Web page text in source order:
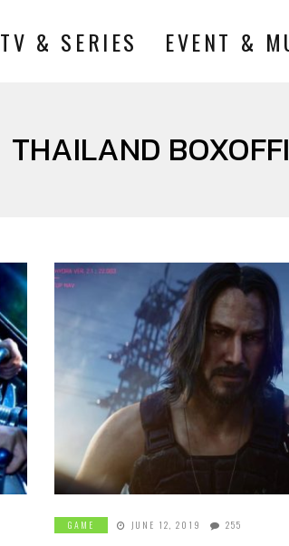
TV & SERIES EVENT &
THAILAND
GAME JUNE 12, 2019 255